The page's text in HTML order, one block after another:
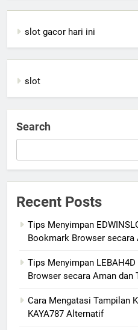
slot gacor hari ini
slot
Search
Recent Posts
Tips Menyimpan
Bookmark Browser secara
Tips Menyimpan
Browser secara Aman dan
Cara Mengatasi Tampilan
KAYA787 Alternatif